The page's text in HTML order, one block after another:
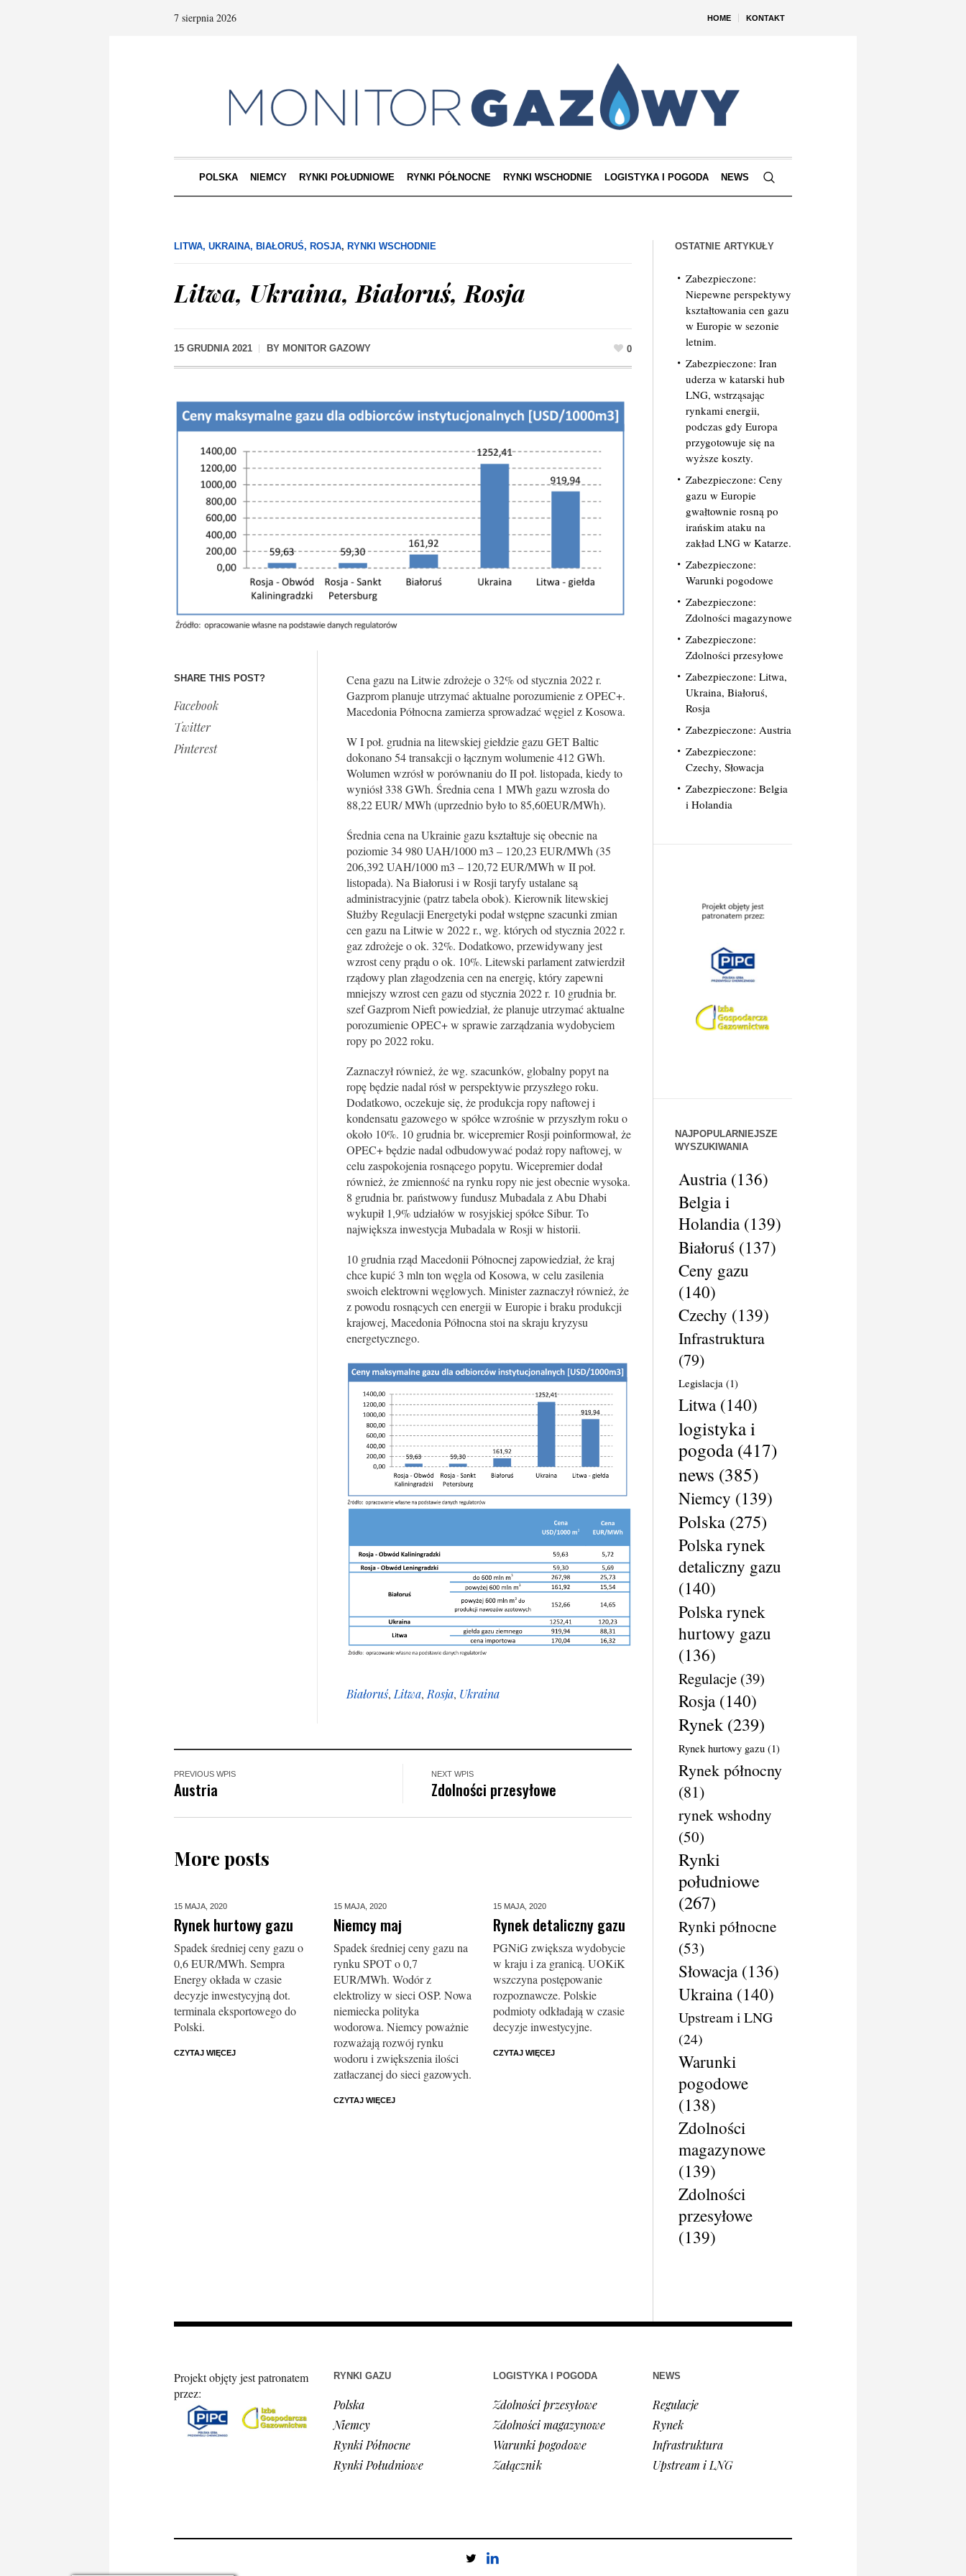
HOME KONTAKT
7 sierpnia 2026
POLSKA NIEMCY RYNKI POŁUDNIOWE RYNKI PÓŁNOCNE RYNKI WSCHODNIE LOGISTYKA I POGODA NEWS
LITWA, UKRAINA, BIAŁORUŚ, ROSJA, RYNKI WSCHODNIE
Litwa, Ukraina, Białoruś, Rosja
15 GRUDNIA 2021 BY MONITOR GAZOWY 0
SHARE THIS POST?
Facebook
Twitter
Pinterest
Cena gazu na Litwie zdrożeje o 32% od stycznia 2022 r.
Gazprom planuje utrzymać aktualne porozumienie z OPEC+.
Macedonia Północna zamierza sprowadzać węgiel z Kosowa.
W I poł. grudnia na litewskiej giełdzie gazu GET Baltic
dokonano 54 transakcji o łącznym wolumenie 412 GWh.
Wolumen wzrósł w porównaniu do II poł. listopada, kiedy to
wyniósł 338 GWh. Średnia cena 1 MWh gazu wzrosła do
88,22 EUR/ MWh (uprzednio było to 85,60EUR/MWh).
Średnia cena na Ukrainie gazu kształtuje się obecnie na
poziomie 34 980 UAH/1000 m3 – 120,23 EUR/MWh (35
206,392 UAH/1000 m3 – 120,72 EUR/MWh w II poł.
listopada). Na Białorusi i w Rosji taryfy ustalane są
administracyjnie (patrz tabela obok). Kierownik litewskiej
Służby Regulacji Energetyki podał wstępne szacunki zmian
cen gazu na Litwie w 2022 r., wg. których od stycznia 2022 r.
gaz zdrożeje o ok. 32%. Dodatkowo, przewidywany jest
wzrost ceny prądu o ok. 10%. Litewski parlament zatwierdził
rządowy plan złagodzenia cen na energię, który zapewni
mniejszy wzrost cen gazu od stycznia 2022 r. 10 grudnia br.
szef Gazprom Nieft powiedział, że planuje utrzymać aktualne
porozumienie OPEC+ w sprawie zarządzania wydobyciem
ropy po 2022 roku.
Zaznaczył również, że wg. szacunków, globalny popyt na
ropę będzie nadal rósł w perspektywie przyszłego roku.
Dodatkowo, oczekuje się, że produkcja ropy naftowej i
kondensatu gazowego w spółce wzrośnie w przyszłym roku o
około 10%. 10 grudnia br. wicepremier Rosji poinformował, że
OPEC+ będzie nadal odbudowywać podaż ropy naftowej, w
celu zaspokojenia rosnącego popytu. Wicepremier dodał
również, że zmienność na rynku ropy nie jest obecnie wysoka.
8 grudnia br. państwowy fundusz Mubadala z Abu Dhabi
wykupił 1,9% udziałów w rosyjskiej spółce Sibur. To
największa inwestycja Mubadala w Rosji w historii.
10 grudnia rząd Macedonii Północnej zapowiedział, że kraj
chce kupić 3 mln ton węgla od Kosowa, w celu zasilenia
swoich elektrowni węglowych. Minister zaznaczył również, że
z powodu rosnących cen energii w Europie i braku produkcji
krajowej, Macedonia Północna stoi na skraju kryzysu
energetycznego.
Białoruś, Litwa, Rosja, Ukraina
PREVIOUS WPIS
Austria
NEXT WPIS
Zdolności przesyłowe
More posts
15 MAJA, 2020
Rynek hurtowy gazu
Spadek średniej ceny gazu o
0,6 EUR/MWh. Sempra
Energy okłada w czasie
decyzje inwestycyjną dot.
terminala eksportowego do
Polski.
CZYTAJ WIĘCEJ
15 MAJA, 2020
Niemcy maj
Spadek średniej ceny gazu na
rynku SPOT o 0,7
EUR/MWh. Wodór z
elektrolizy w sieci OSP. Nowa
niemiecka polityka
wodorowa. Niemcy poważnie
rozważają rozwój rynku
wodoru i zwiększenia ilości
zatłaczanej do sieci gazowych.
CZYTAJ WIĘCEJ
15 MAJA, 2020
Rynek detaliczny gazu
PGNiG zwiększa wydobycie
w kraju i za granicą. UOKiK
wszczyna postępowanie
rozpoznawcze. Polskie
podmioty odkładają w czasie
decyzje inwestycyjne.
CZYTAJ WIĘCEJ
OSTATNIE ARTYKUŁY
Zabezpieczone:
Niepewne perspektywy
kształtowania cen gazu
w Europie w sezonie
letnim.
Zabezpieczone: Iran
uderza w katarski hub
LNG, wstrząsając
rynkami energii,
podczas gdy Europa
przygotowuje się na
wyższe koszty.
Zabezpieczone: Ceny
gazu w Europie
gwałtownie rosną po
irańskim ataku na
zakład LNG w Katarze.
Zabezpieczone:
Warunki pogodowe
Zabezpieczone:
Zdolności magazynowe
Zabezpieczone:
Zdolności przesyłowe
Zabezpieczone: Litwa,
Ukraina, Białoruś,
Rosja
Zabezpieczone: Austria
Zabezpieczone:
Czechy, Słowacja
Zabezpieczone: Belgia
i Holandia
NAJPOPULARNIEJSZE
WYSZUKIWANIA
Austria(136)
Belgia i
Holandia(139)
Białoruś (137)
Ceny gazu
(140)
Czechy (139)
Infrastruktura
(79)
Legislacja (1)
Litwa(140)
logistyka i
pogoda(417)
news (385)
Niemcy (139)
Polska(275)
Polska rynek
detaliczny gazu
(140)
Polska rynek
hurtowy gazu
(136)
Regulacje(39)
Rosja(140)
Rynek(239)
Rynek hurtowy gazu(1)
Rynek północny
(81)
rynek wshodny
(50)
Rynki
południowe
(267)
Rynki północne
(53)
Słowacja(136)
Ukraina(140)
Upstream i LNG
(24)
Warunki
pogodowe
(138)
Zdolności
magazynowe
(139)
Zdolności
przesyłowe
(139)
Projekt objęty jest patronatem
przez:
RYNKI GAZU
Polska
Niemcy
Rynki Północne
Rynki Południowe
LOGISTYKA I POGODA
Zdolności przesyłowe
Zdolności magazynowe
Warunki pogodowe
Załącznik
NEWS
Regulacje
Rynek
Infrastruktura
Upstream i LNG